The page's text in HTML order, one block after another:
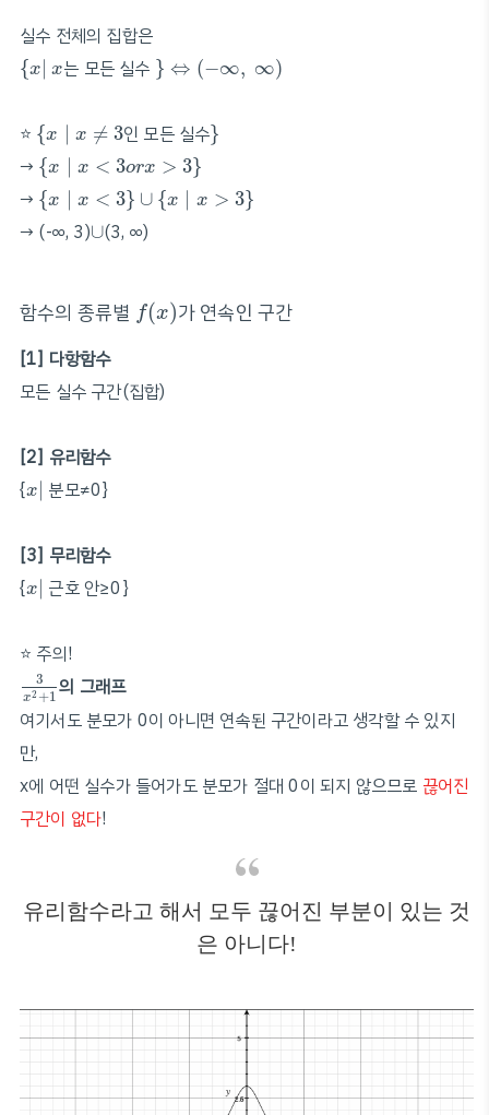
실수 전체의 집합은
{x∣
{x∣ x
x는 모든 실수 } ⇔ (−∞, ∞)
} ⇔(− ∞ ∞
⭐️ {x ∣ x ≠ 3
{x∣ x ≠3 인 모든 실수}
}
→ {x ∣ x < 3orx > 3}
{x∣ x <3 or x>3}
→ {x ∣ x < 3} ∪ {x ∣ x > 3}
{x∣ x <3 }∪{ x x >3 }
→ (-∞, 3)∪
∪(3, ∞)
함수의 종류별 f(x)
f(x) 가 연속인 구간
[1] 다항함수
모든 실수 구간(집합)
[2] 유리함수
{x∣
x∣ 분모≠0}
[3] 무리함수
{x∣
x∣ 근호 안≥0}
⭐️ 주의!
3
x2 +1
x2 +1
의 그래프
여기서도 분모가 0이 아니면 연속된 구간이라고 생각할 수 있지
만,
x에 어떤 실수가 들어가도 분모가 절대 0이 되지 않으므로 끊어진
구간이 없다!
유리함수라고 해서 모두 끊어진 부분이 있는 것
은 아니다!